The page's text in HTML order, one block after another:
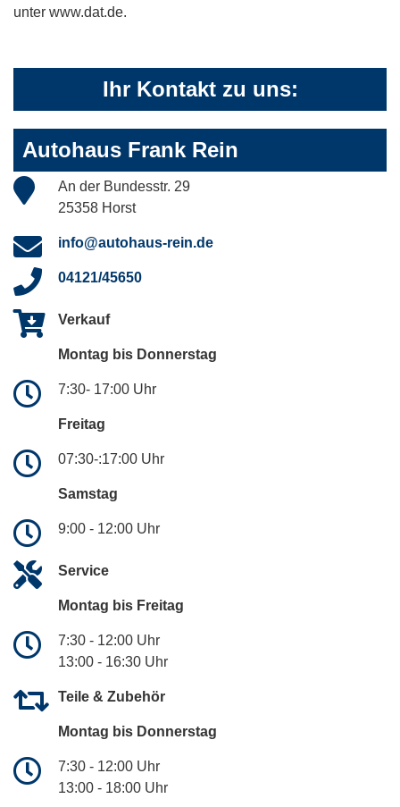
unter www.dat.de.
Ihr Kontakt zu uns:
Autohaus Frank Rein
An der Bundesstr. 29
25358 Horst
info@autohaus-rein.de
04121/45650
Verkauf
Montag bis Donnerstag
7:30- 17:00 Uhr
Freitag
07:30-:17:00 Uhr
Samstag
9:00 - 12:00 Uhr
Service
Montag bis Freitag
7:30 - 12:00 Uhr
13:00 - 16:30 Uhr
Teile & Zubehör
Montag bis Donnerstag
7:30 - 12:00 Uhr
13:00 - 18:00 Uhr